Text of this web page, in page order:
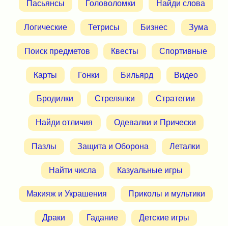
Пасьянсы Головоломки Найди слова
Логические Тетрисы Бизнес Зума
Поиск предметов Квесты Спортивные
Карты Гонки Бильярд Видео
Бродилки Стрелялки Стратегии
Найди отличия Одевалки и Прически
Пазлы Защита и Оборона Леталки
Найти числа Казуальные игры
Макияж и Украшения Приколы и мультики
Драки Гадание Детские игры